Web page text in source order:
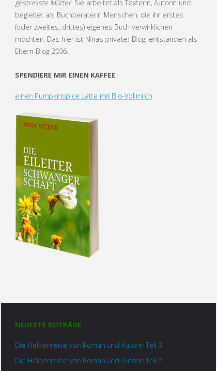
gestresste Mütter. Sie arbeitet als Texterin, Autorin und
begleitet als Buchberaterin Menschen, die ihr erstes
(oder zweites, drittes) eigenes Buch verwirklichen
möchten. Das hier ist Ninas privater Blog, entstanden als
Eltern-Blog 2006.
SPENDIERE MIR EINEN KAFFEE
einen Pumpkinspice Latte mit Bio-Vollmilch
NEUESTE BEITRÄGE
Die Heldenreise von Roman und Autorin Teil 3
Die Heldenreise von Roman und Autorin Teil 2